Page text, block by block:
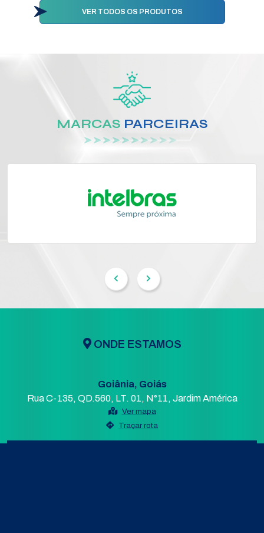
VER TODOS OS PRODUTOS
MARCAS PARCEIRAS
ONDE ESTAMOS
Goiânia, Goiás
Rua C-135, QD.560, LT. 01, N°11, Jardim América
Ver mapa
Traçar rota